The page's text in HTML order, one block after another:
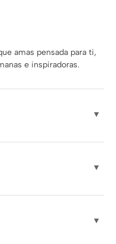
amas pensada para ti,
e inspiradoras.
▼
▼
▼